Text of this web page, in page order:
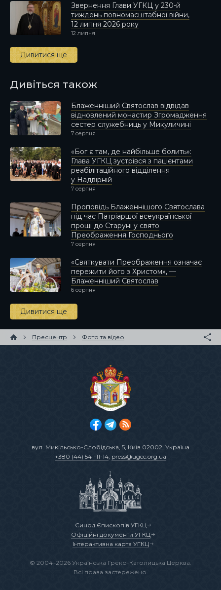
Звернення Глави УГКЦ у 230-й
тиждень повномасштабної війни,
12 липня 2026 року
12 липня
Дивитися ще
Дивіться також
Блаженніший Святослав відвідав
відновлений монастир Згромадження
сестер служебниць у Микуличині
7 серпня
«Бог є там, де найбільше болить»:
Глава УГКЦ зустрівся з пацієнтами
реабілітаційного відділення
у Надвірній
7 серпня
Проповідь Блаженнішого Святослава
під час Патріаршої всеукраїнської
прощі до Старуні у свято
Преображення Господнього
7 серпня
«Святкувати Преображення означає
пережити його з Христом», —
Блаженніший Святослав
6 серпня
Дивитися ще
Пресцентр Фото та відео
вул. Микільсько-Слобідська, 5, Київ 02002, Україна
+380 (44) 541-11-14, press@ugcc.org.ua
Синод Єпископів УГКЦ
Офіційні документи УГКЦ
Інтерактивна карта УГКЦ
© 2004–2026 Українська Греко-Католицька Церква.
Всі права застережено.